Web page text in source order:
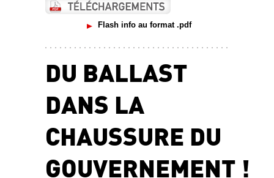
Flash info au format .pdf
DU BALLAST
DANS LA
CHAUSSURE DU
GOUVERNEMENT !